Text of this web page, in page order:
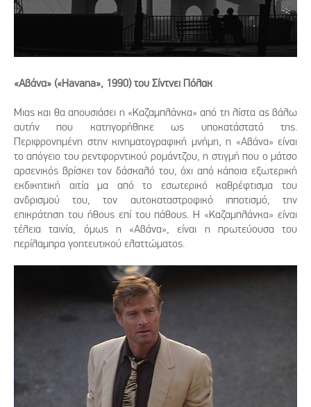
«Αβάνα» («Havana», 1990) του Σίντνει Πόλακ
Μιας και θα απουσιάσει η «Καζαμπλάνκα» από τη λίστα ας βάλω
αυτήν που κατηγορήθηκε ως υποκατάστατό της.
Περιφρονημένη στην κινηματογραφική μνήμη, η «Αβάνα» είναι
το απόγειο του ρεντφορντικού ρομάντζου, η στιγμή που ο μάτσο
αρσενικός βρίσκει τον δάσκαλό του, όχι από κάποια εξωτερική
εκδικητική αιτία μα από το εσωτερικό καθρέφτισμα του
ανδρισμού του, τον αυτοκαταστροφικό ιπποτισμό, την
επικράτηση του ήθους επί του πάθους. Η «Καζαμπλάνκα» είναι
τέλεια ταινία, όμως η «Αβάνα», είναι η πρωτεύουσα του
περίλαμπρα γοητευτικού ελαττώματος.